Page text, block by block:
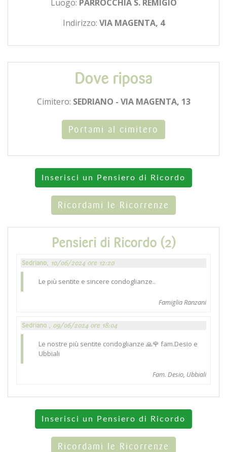
Luogo: PARROCCHIA S. REMIGIO
Indirizzo: VIA MAGENTA, 4
Dove riposa
Cimitero: SEDRIANO - VIA MAGENTA, 13
Portami al cimitero
Inserisci un Pensiero di Ricordo
Ricordami le Ricorrenze
Pensieri di Ricordo (2)
Sedriano, 10/06/2024 ore 12:20
Le più sentite e sincere condoglianze..
Famiglia Ranzani
Sedriano , 09/06/2024 ore 18:04
Le nostre più sentite condoglianze 🙏🌹 fam.Desio e
Ubbiali
Fam. Desio, Ubbiali
Inserisci un Pensiero di Ricordo
Ricordami le Ricorrenze